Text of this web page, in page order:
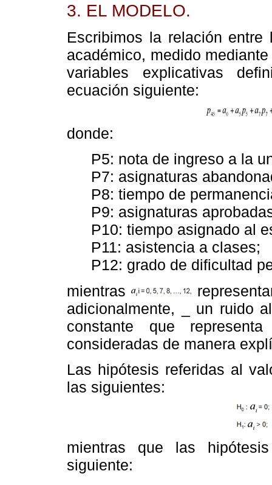
3. EL MODELO.
Escribimos la relación
académico, medido
variables explicativas
ecuación siguiente:
donde:
P5: nota de ingreso a la
P7: asignaturas
P8: tiempo de
P9: asignaturas
P10: tiempo asignado al
P11: asistencia a clases;
P12: grado de dificultad
mientras
adicionalmente, _ un ruido
constante que
consideradas de manera
Las hipótesis referidas al
las siguientes:
mientras que las
siguiente: